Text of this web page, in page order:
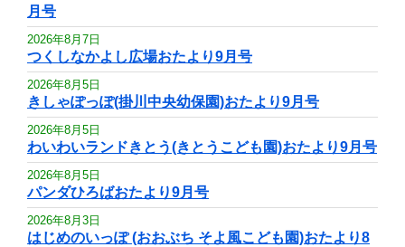
月号
2026年8月7日
つくしなかよし広場おたより9月号
2026年8月5日
きしゃぽっぽ(掛川中央幼保園)おたより9月号
2026年8月5日
わいわいランドきとう(きとうこども園)おたより9月号
2026年8月5日
パンダひろばおたより9月号
2026年8月3日
はじめのいっぽ (おおぶち そよ風こども園)おたより8